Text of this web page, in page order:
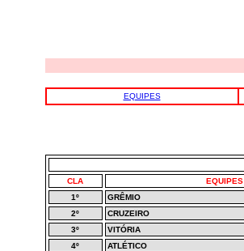
EQUIPES
CLA
EQUIPES
1º
GRÊMIO
2º
CRUZEIRO
3º
VITÓRIA
4º
ATLÉTICO